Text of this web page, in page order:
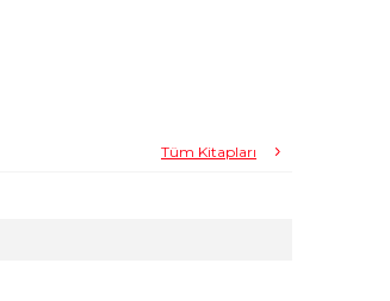
Tüm Kitapları